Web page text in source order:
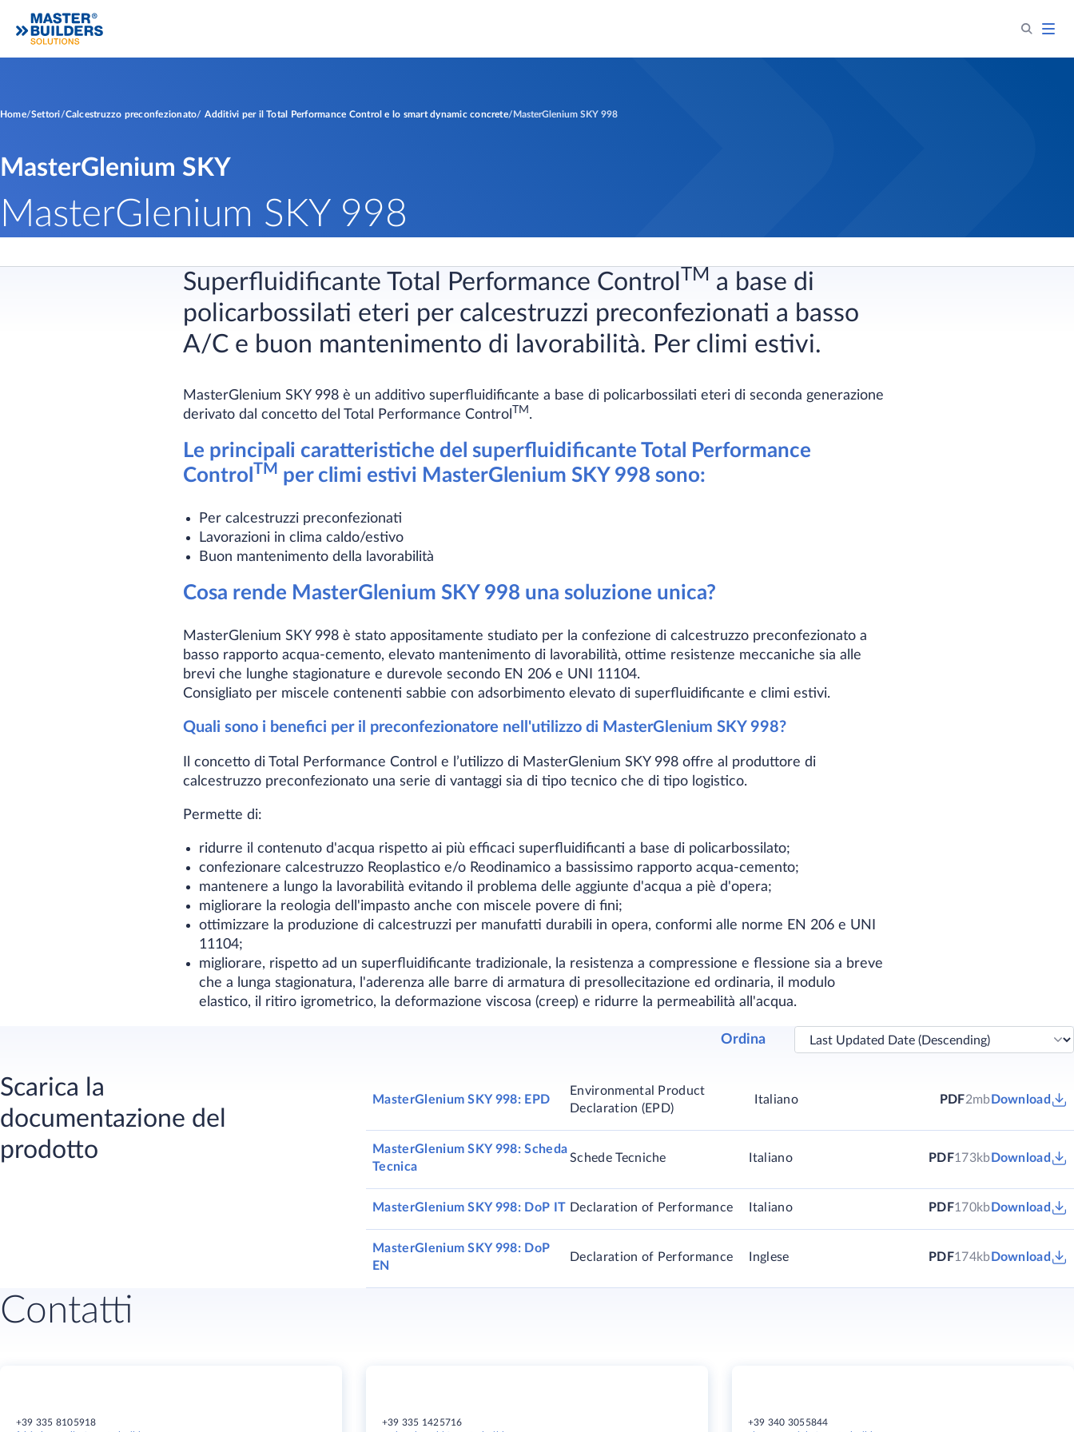
Home Settori Calcestruzzo preconfezionato Additivi per il Total Performance Control e lo smart dynamic concrete MasterGlenium SKY 998
MasterGlenium SKY
MasterGlenium SKY 998
Superfluidificante Total Performance Control TM a base di
policarbossilati eteri per calcestruzzi preconfezionati a basso
A/C e buon mantenimento di lavorabilità. Per climi estivi.
MasterGlenium SKY 998 è un additivo superfluidificante a base di policarbossilati eteri di seconda generazione
derivato dal concetto del Total Performance Control TM .
Le principali caratteristiche del superfluidificante Total Performance
Control TM per climi estivi MasterGlenium SKY 998 sono:​
Per calcestruzzi preconfezionati
Lavorazioni in clima caldo/estivo
Buon mantenimento della lavorabilità
Cosa rende MasterGlenium SKY 998 una soluzione unica?
MasterGlenium SKY 998 è stato appositamente studiato per la confezione di calcestruzzo preconfezionato a
basso rapporto acqua-cemento, elevato mantenimento di lavorabilità, ottime resistenze meccaniche sia alle
brevi che lunghe stagionature e durevole secondo EN 206 e UNI 11104.
​Consigliato per miscele contenenti sabbie con adsorbimento elevato di superfluidificante e climi estivi.
Quali sono i benefici per il preconfezionatore nell'utilizzo di MasterGlenium SKY 998?
Il concetto di Total Performance Control e l’utilizzo di MasterGlenium SKY 998 offre al produttore di
calcestruzzo preconfezionato una serie di vantaggi sia di tipo tecnico che di tipo logistico.
Permette di:
ridurre il contenuto d'acqua rispetto ai più efficaci superfluidificanti a base di policarbossilato;
confezionare calcestruzzo Reoplastico e/o Reodinamico a bassissimo rapporto acqua-cemento;
mantenere a lungo la lavorabilità evitando il problema delle aggiunte d'acqua a piè d'opera;​
migliorare la reologia dell'impasto anche con miscele povere di fini;
ottimizzare la produzione di calcestruzzi per manufatti durabili in opera, conformi alle norme EN 206 e UNI
11104;
migliorare, rispetto ad un superfluidificante tradizionale, la resistenza a compressione e flessione sia a breve
che a lunga stagionatura, l'aderenza alle barre di armatura di presollecitazione ed ordinaria, il modulo
elastico, il ritiro igrometrico, la deformazione viscosa (creep) e ridurre la permeabilità all'acqua​.​
Ordina
Scarica la
documentazione del
prodotto
MasterGlenium SKY 998: EPD
Environmental Product
Declaration (EPD)
Italiano PDF2mb Download
MasterGlenium SKY 998: Scheda
Tecnica
Schede Tecniche Italiano PDF173kb Download
MasterGlenium SKY 998: DoP IT Declaration of Performance Italiano PDF170kb Download
MasterGlenium SKY 998: DoP
EN
Declaration of Performance Inglese PDF174kb Download
Contatti
+39 335 8105918
+39 335 1425716
+39 340 3055844